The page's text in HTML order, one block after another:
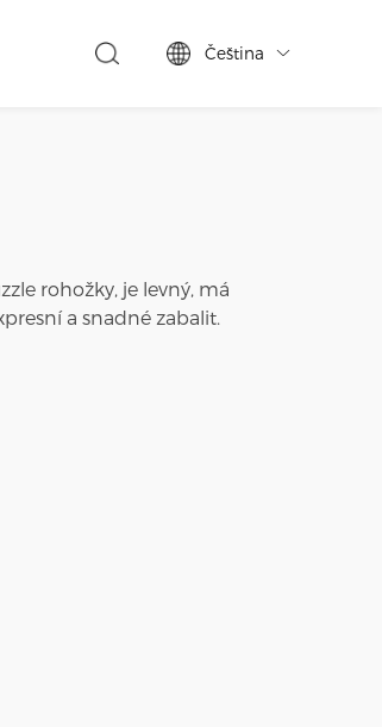
Čeština 
rohožky, je levný, má
a snadné zabalit.